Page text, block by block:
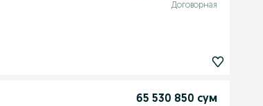
Договорная
65 530 850 сум